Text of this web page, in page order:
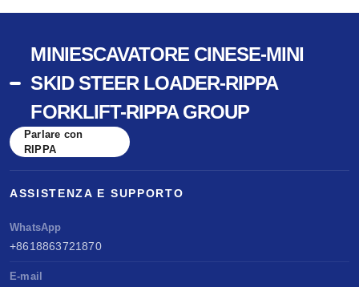
MINIESCAVATORE CINESE-MINI
SKID STEER LOADER-RIPPA
FORKLIFT-RIPPA GROUP
Parlare con
RIPPA
ASSISTENZA E SUPPORTO
WhatsApp
+8618863721870
E-mail